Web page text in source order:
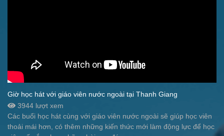
Giờ học hát với giáo viên nước ngoài tại Thanh Giang
3944 lượt xem
Các buổi học hát cùng với giáo viên nước ngoài sẽ giúp học viên
thoải mái hơn, có thêm những kiến thức mới làm động lực để học